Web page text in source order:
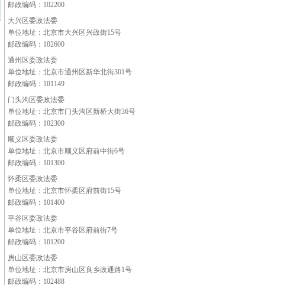
邮政编码： 102200
大兴区委政法委
单位地址：北京市大兴区兴政街15号
邮政编码： 102600
通州区委政法委
单位地址：北京市通州区新华北街301号
邮政编码： 101149
门头沟区委政法委
单位地址：北京市门头沟区新桥大街36号
邮政编码： 102300
顺义区委政法委
单位地址：北京市顺义区府前中街6号
邮政编码： 101300
怀柔区委政法委
单位地址：北京市怀柔区府前街15号
邮政编码： 101400
平谷区委政法委
单位地址：北京市平谷区府前街7号
邮政编码： 101200
房山区委政法委
单位地址：北京市房山区良乡政通路1号
邮政编码： 102488